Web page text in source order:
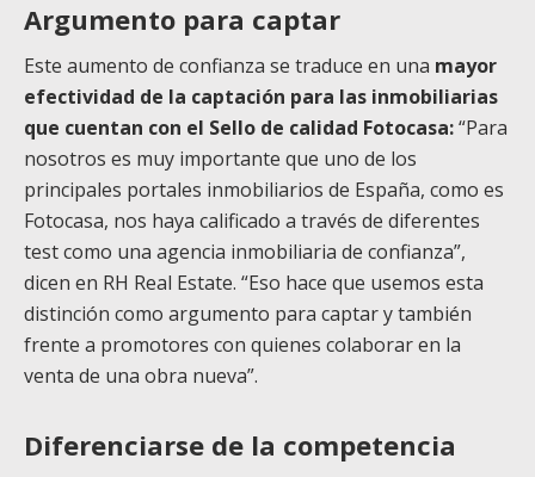
Argumento para captar
Este aumento de confianza se traduce en una mayor
efectividad de la captación para las inmobiliarias
que cuentan con el Sello de calidad Fotocasa:“Para
nosotros es muy importante que uno de los
principales portales inmobiliarios de España, como es
Fotocasa, nos haya calificado a través de diferentes
test como una agencia inmobiliaria de confianza”,
dicen en RH Real Estate. “Eso hace que usemos esta
distinción como argumento para captar y también
frente a promotores con quienes colaborar en la
venta de una obra nueva”.
Diferenciarse de la competencia